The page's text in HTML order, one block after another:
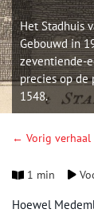
Het Stadhuis
Gebouwd in
zeventiende-
precies op de
1548.
← Vorig verhaal
1 min
Hoewel